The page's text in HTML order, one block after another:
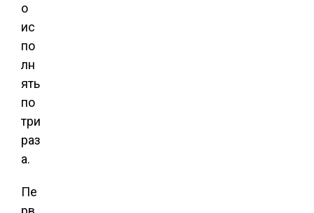
о
ис
по
лн
ять
по
три
раз
а.
Пе